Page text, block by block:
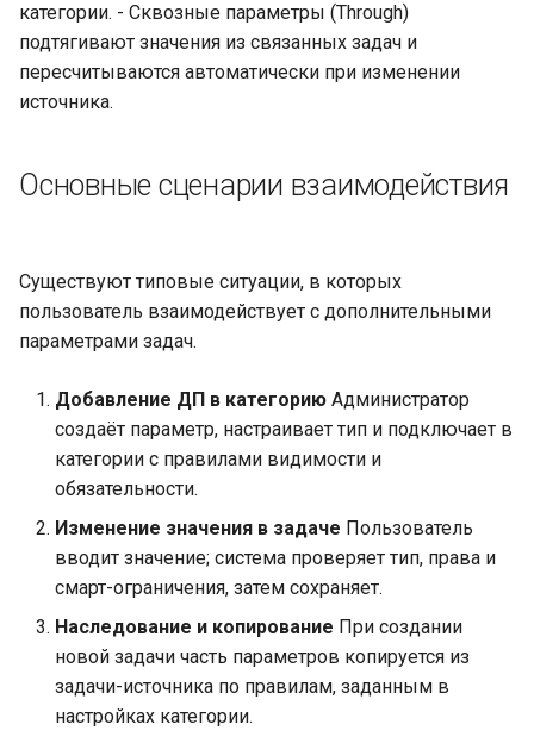
интерфейс
ДП «Дата» и «Дата и
время»:
интерфейс
ДП «Большой текст»:
интерфейс
ДП «Текст»:
пользовательский
ДП «Выбор
пользователей»:
пользовательский
интерфейс
ДП «Lookup поле» и
категории. - Сквозные параметры (Through)
подтягивают значения из связанных задач и
пересчитываются автоматически при изменении
источника.
Основные сценарии взаимодействия
Существуют типовые ситуации, в которых
пользователь взаимодействует с дополнительными
параметрами задач.
Добавление ДП в категорию Администратор
создаёт параметр, настраивает тип и подключает в
категории с правилами видимости и
обязательности.
Изменение значения в задаче Пользователь
вводит значение; система проверяет тип, права и
смарт-ограничения, затем сохраняет.
Наследование и копирование При создании
новой задачи часть параметров копируется из
задачи-источника по правилам, заданным в
настройках категории.